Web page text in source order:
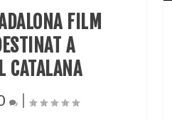
FILM
A
CATALANA
|